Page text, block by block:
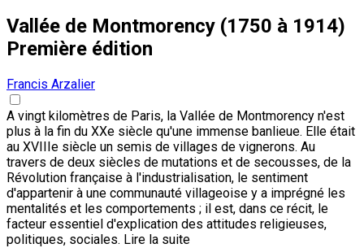
Vallée de Montmorency (1750 à 1914)
Première édition
Francis Arzalier
A vingt kilomètres de Paris, la Vallée de Montmorency n'est
plus à la fin du XXe siècle qu'une immense banlieue. Elle était
au XVIIIe siècle un semis de villages de vignerons. Au
travers de deux siècles de mutations et de secousses, de la
Révolution française à l'industrialisation, le sentiment
d'appartenir à une communauté villageoise y a imprégné les
mentalités et les comportements ; il est, dans ce récit, le
facteur essentiel d'explication des attitudes religieuses,
politiques, sociales. Lire la suite